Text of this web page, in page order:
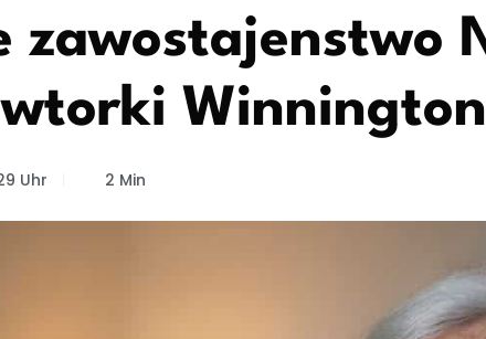
zawostajenstwo
Uhr 2 Min